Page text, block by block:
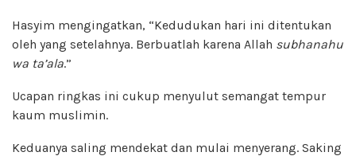
Hasyim mengingatkan, “Kedudukan hari ini ditentukan
oleh yang setelahnya. Berbuatlah karena Allah subhanahu
wa ta’ala.”
Ucapan ringkas ini cukup menyulut semangat tempur
kaum muslimin.
Keduanya saling mendekat dan mulai menyerang. Saking